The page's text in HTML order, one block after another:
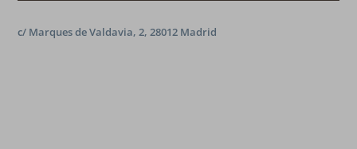
c/ Marques de Valdavia, 2, 28012 Madrid